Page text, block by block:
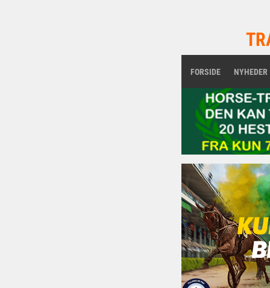
FORSIDE NYHEDER